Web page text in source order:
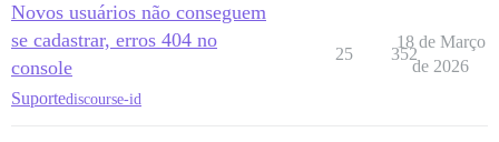
Novos usuários não conseguem
se cadastrar, erros 404 no
console
Suportediscourse-id
25 352
18 de Março
de 2026